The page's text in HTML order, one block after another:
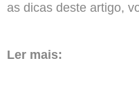
as dicas deste artigo,
Ler mais: